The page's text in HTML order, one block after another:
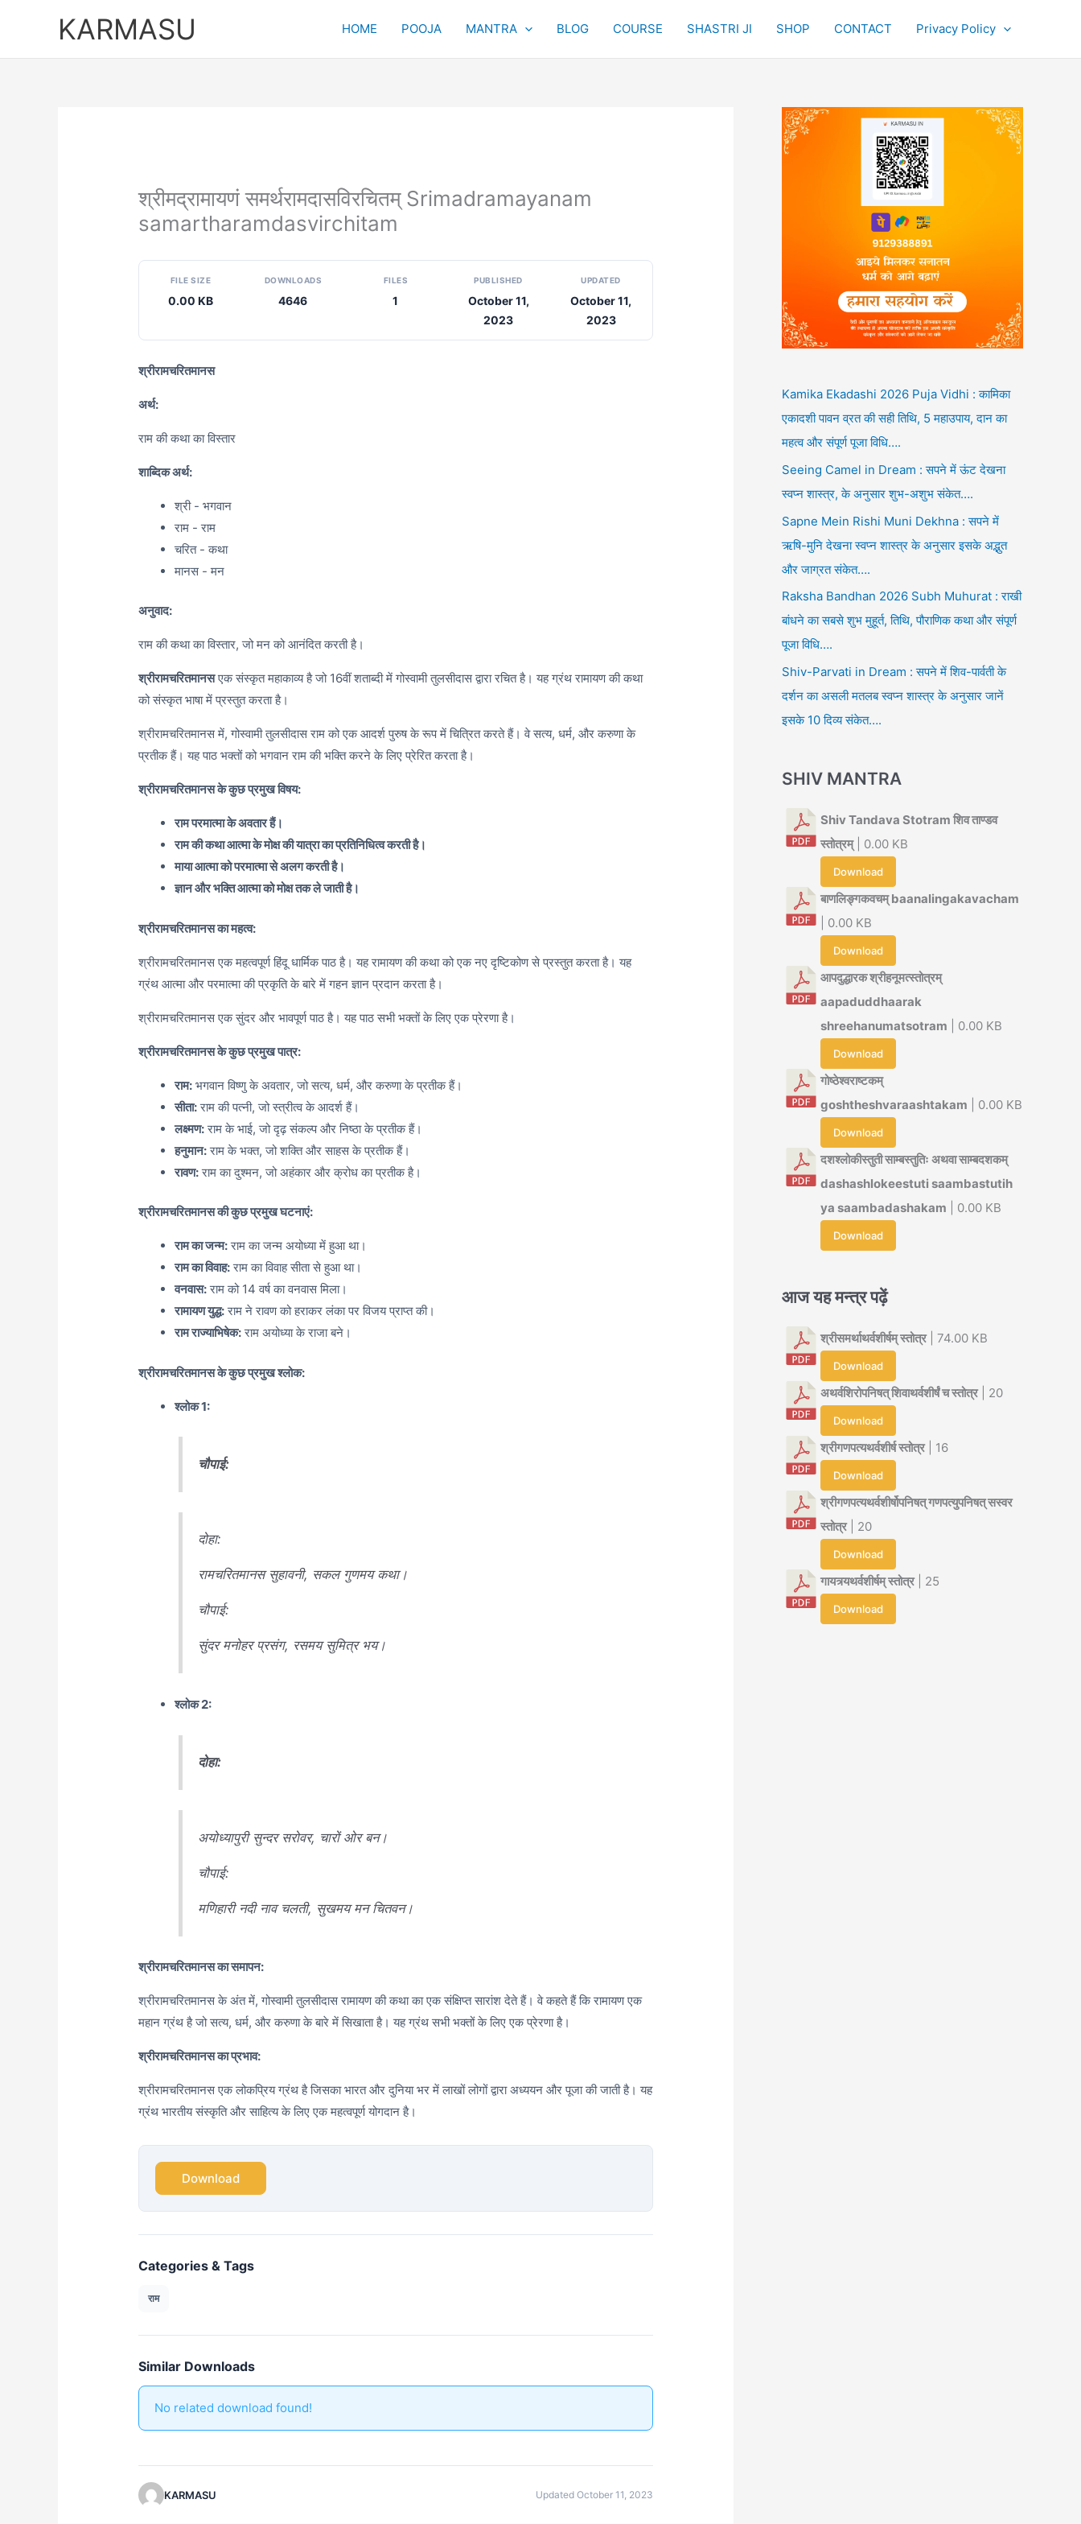
KARMASU HOME POOJA MANTRA BLOG COURSE SHASTRI JI SHOP CONTACT Privacy Policy
श्रीमद्रामायणं समर्थरामदासविरचितम् Srimadramayanam
samartharamdasvirchitam
FILE SIZE
0.00 KB
DOWNLOADS
4646
FILES
1
PUBLISHED
October 11,
2023
UPDATED
October 11,
2023
श्रीरामचरितमानस
अर्थ:
राम की कथा का विस्तार
शाब्दिक अर्थ:
श्री - भगवान
राम - राम
चरित - कथा
मानस - मन
अनुवाद:
राम की कथा का विस्तार, जो मन को आनंदित करती है।
श्रीरामचरितमानसएक संस्कृत महाकाव्य है जो 16वीं शताब्दी में गोस्वामी तुलसीदास द्वारा रचित है। यह ग्रंथ रामायण की कथा
को संस्कृत भाषा में प्रस्तुत करता है।
श्रीरामचरितमानस में, गोस्वामी तुलसीदास राम को एक आदर्श पुरुष के रूप में चित्रित करते हैं। वे सत्य, धर्म, और करुणा के
प्रतीक हैं। यह पाठ भक्तों को भगवान राम की भक्ति करने के लिए प्रेरित करता है।
श्रीरामचरितमानस के कुछ प्रमुख विषय:
राम परमात्मा के अवतार हैं।
राम की कथा आत्मा के मोक्ष की यात्रा का प्रतिनिधित्व करती है।
माया आत्मा को परमात्मा से अलग करती है।
ज्ञान और भक्ति आत्मा को मोक्ष तक ले जाती है।
श्रीरामचरितमानस का महत्व:
श्रीरामचरितमानस एक महत्वपूर्ण हिंदू धार्मिक पाठ है। यह रामायण की कथा को एक नए दृष्टिकोण से प्रस्तुत करता है। यह
ग्रंथ आत्मा और परमात्मा की प्रकृति के बारे में गहन ज्ञान प्रदान करता है।
श्रीरामचरितमानस एक सुंदर और भावपूर्ण पाठ है। यह पाठ सभी भक्तों के लिए एक प्रेरणा है।
श्रीरामचरितमानस के कुछ प्रमुख पात्र:
राम: भगवान विष्णु के अवतार, जो सत्य, धर्म, और करुणा के प्रतीक हैं।
सीता:राम की पत्नी, जो स्त्रीत्व के आदर्श हैं।
लक्ष्मण:राम के भाई, जो दृढ़ संकल्प और निष्ठा के प्रतीक हैं।
हनुमान:राम के भक्त, जो शक्ति और साहस के प्रतीक हैं।
रावण:राम का दुश्मन, जो अहंकार और क्रोध का प्रतीक है।
श्रीरामचरितमानस की कुछ प्रमुख घटनाएं:
राम का जन्म:राम का जन्म अयोध्या में हुआ था।
राम का विवाह:राम का विवाह सीता से हुआ था।
वनवास:राम को 14 वर्ष का वनवास मिला।
रामायण युद्ध:राम ने रावण को हराकर लंका पर विजय प्राप्त की।
राम राज्याभिषेक:राम अयोध्या के राजा बने।
श्रीरामचरितमानस के कुछ प्रमुख श्लोक:
श्लोक 1:
चौपाई:
दोहा:
रामचरितमानस सुहावनी, सकल गुणमय कथा।
चौपाई:
सुंदर मनोहर प्रसंग, रसमय सुमित्र भय।
श्लोक 2:
दोहा:
अयोध्यापुरी सुन्दर सरोवर, चारों ओर बन।
चौपाई:
मणिहारी नदी नाव चलती, सुखमय मन चितवन।
श्रीरामचरितमानस का समापन:
श्रीरामचरितमानस के अंत में, गोस्वामी तुलसीदास रामायण की कथा का एक संक्षिप्त सारांश देते हैं। वे कहते हैं कि रामायण एक
महान ग्रंथ है जो सत्य, धर्म, और करुणा के बारे में सिखाता है। यह ग्रंथ सभी भक्तों के लिए एक प्रेरणा है।
श्रीरामचरितमानस का प्रभाव:
श्रीरामचरितमानस एक लोकप्रिय ग्रंथ है जिसका भारत और दुनिया भर में लाखों लोगों द्वारा अध्ययन और पूजा की जाती है। यह
ग्रंथ भारतीय संस्कृति और साहित्य के लिए एक महत्वपूर्ण योगदान है।
Download
Categories & Tags
राम
Similar Downloads
No related download found!
KARMASU Updated October 11, 2023
Kamika Ekadashi 2026 Puja Vidhi : कामिका
एकादशी पावन व्रत की सही तिथि, 5 महाउपाय, दान का
महत्व और संपूर्ण पूजा विधि….
Seeing Camel in Dream : सपने में ऊंट देखना
स्वप्न शास्त्र, के अनुसार शुभ-अशुभ संकेत….
Sapne Mein Rishi Muni Dekhna : सपने में
ऋषि-मुनि देखना स्वप्न शास्त्र के अनुसार इसके अद्भुत
और जाग्रत संकेत….
Raksha Bandhan 2026 Subh Muhurat : राखी
बांधने का सबसे शुभ मुहूर्त, तिथि, पौराणिक कथा और संपूर्ण
पूजा विधि….
Shiv-Parvati in Dream : सपने में शिव-पार्वती के
दर्शन का असली मतलब स्वप्न शास्त्र के अनुसार जानें
इसके 10 दिव्य संकेत….
SHIV MANTRA
Shiv Tandava Stotram शिव ताण्डव
स्तोत्रम्| 0.00 KB
Download
बाणलिङ्गकवचम् baanalingakavacham
| 0.00 KB
Download
आपदुद्धारक श्रीहनूमत्स्तोत्रम्
aapaduddhaarak
shreehanumatsotram | 0.00 KB
Download
गोष्ठेश्वराष्टकम्
goshtheshvaraashtakam | 0.00 KB
Download
दशश्लोकीस्तुती साम्बस्तुतिः अथवा साम्बदशकम्
dashashlokeestuti saambastutih
ya saambadashakam | 0.00 KB
Download
आज यह मन्त्र पढ़ें
श्रीसमर्थाथर्वशीर्षम् स्तोत्र| 74.00 KB
Download
अथर्वशिरोपनिषत् शिवाथर्वशीर्षं च स्तोत्र| 20
Download
श्रीगणपत्यथर्वशीर्ष स्तोत्र| 16
Download
श्रीगणपत्यथर्वशीर्षोपनिषत् गणपत्युपनिषत् सस्वर
स्तोत्र| 20
Download
गायत्र्यथर्वशीर्षम् स्तोत्र| 25
Download